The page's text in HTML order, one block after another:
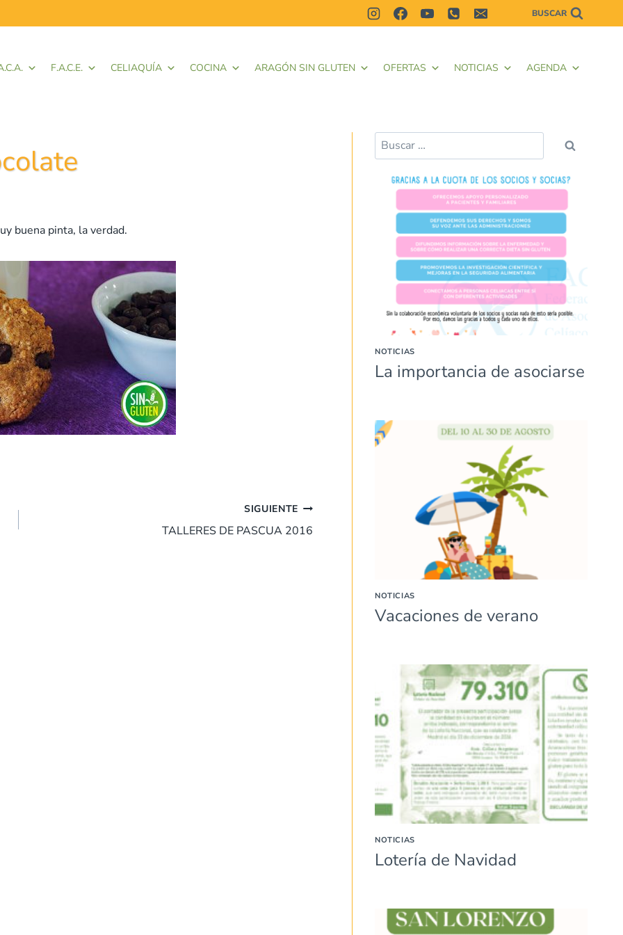
BUSCAR
F.A.C.E. CELIAQUÍA COCINA ARAGÓN SIN GLUTEN OFERTAS NOTICIAS AGENDA
buena pinta, la verdad.
SIGUIENTE
TALLERES DE PASCUA 2016
Buscar:
NOTICIAS
La importancia de asociarse
NOTICIAS
Vacaciones de verano
NOTICIAS
Lotería de Navidad